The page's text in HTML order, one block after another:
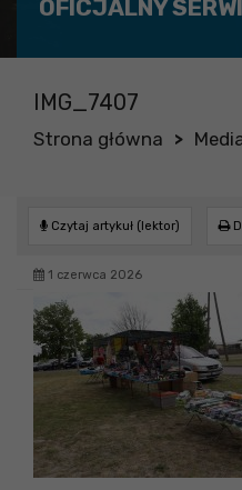
OFICJALNY
IMG_7407
Strona główna >
Czytaj artykuł (lektor)
1 czerwca 2026